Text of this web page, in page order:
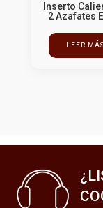
Inserto
2 Azafates
LEER MÁS